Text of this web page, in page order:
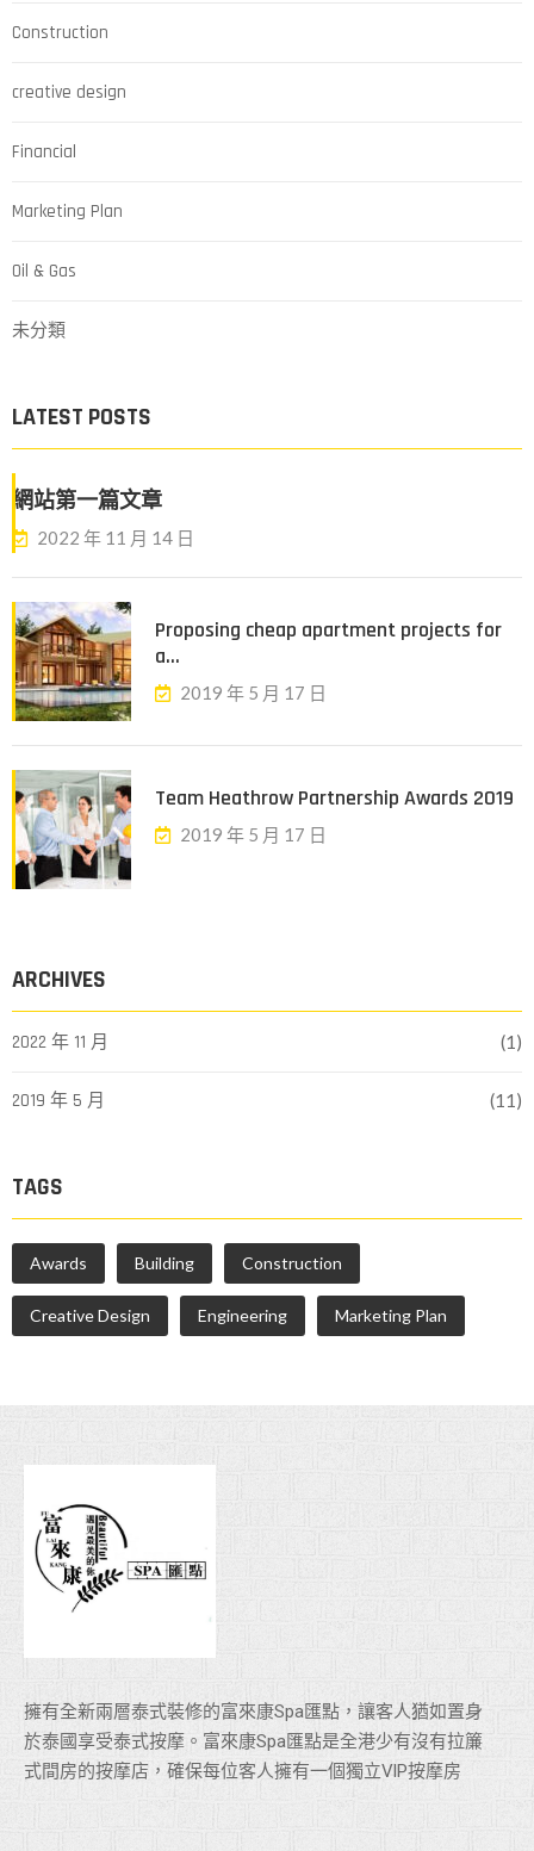
Construction
creative design
Financial
Marketing Plan
Oil & Gas
未分類
LATEST POSTS
網站第一篇文章
2022 年 11 月 14 日
Proposing cheap apartment projects for
a...
2019 年 5 月 17 日
Team Heathrow Partnership Awards 2019
2019 年 5 月 17 日
ARCHIVES
2022 年 11 月 (1)
2019 年 5 月 (11)
TAGS
Awards Building Construction
Creative Design Engineering Marketing Plan
擁有全新兩層泰式裝修的富來康Spa匯點，讓客人猶如置身
於泰國享受泰式按摩。富來康Spa匯點是全港少有沒有拉簾
式間房的按摩店，確保每位客人擁有一個獨立VlP按摩房